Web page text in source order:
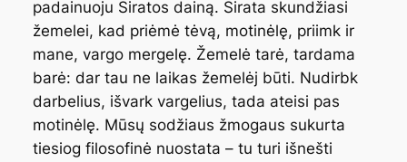
padainuoju Siratos dainą. Sirata skundžiasi
žemelei, kad priėmė tėvą, motinėlę, priimk ir
mane, vargo mergelę. Žemelė tarė, tardama
barė: dar tau ne laikas žemelėj būti. Nudirbk
darbelius, išvark vargelius, tada ateisi pas
motinėlę. Mūsų sodžiaus žmogaus sukurta
tiesiog filosofinė nuostata – tu turi išnešti